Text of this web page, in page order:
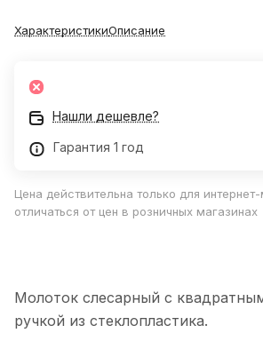
ХарактеристикиОписание
Нашли дешевле?
Гарантия 1 год
Цена действительна только для
отличаться от цен в розничных магазинах
Молоток слесарный с
ручкой из стеклопластика.